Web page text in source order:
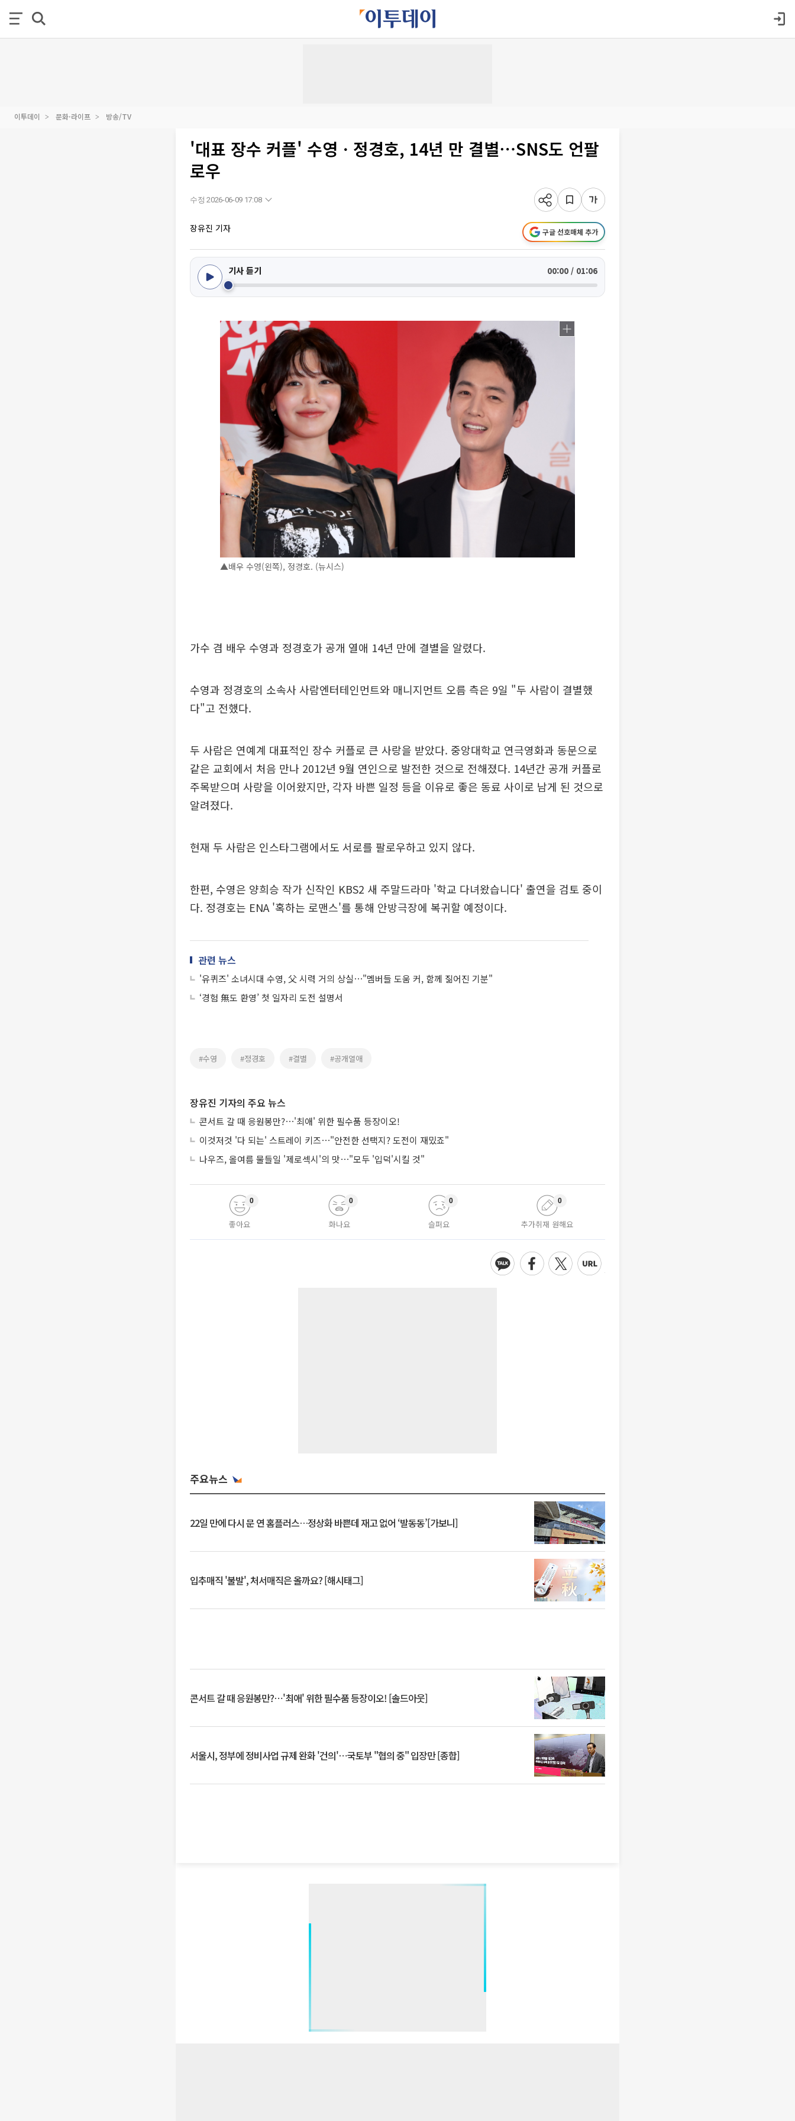
이투데이 문화·라이프 방송/TV
'대표 장수 커플' 수영ㆍ정경호, 14년 만 결별⋯SNS도 언팔
로우
수정 2026-06-09 17:08
장유진 기자 구글 선호매체 추가
기사 듣기 00:00 / 01:06
▲배우 수영(왼쪽), 정경호. (뉴시스)
가수 겸 배우 수영과 정경호가 공개 열애 14년 만에 결별을 알렸다.
수영과 정경호의 소속사 사람엔터테인먼트와 매니지먼트 오름 측은 9일 "두 사람이 결별했
다"고 전했다.
두 사람은 연예계 대표적인 장수 커플로 큰 사랑을 받았다. 중앙대학교 연극영화과 동문으로
같은 교회에서 처음 만나 2012년 9월 연인으로 발전한 것으로 전해졌다. 14년간 공개 커플로
주목받으며 사랑을 이어왔지만, 각자 바쁜 일정 등을 이유로 좋은 동료 사이로 남게 된 것으로
알려졌다.
현재 두 사람은 인스타그램에서도 서로를 팔로우하고 있지 않다.
한편, 수영은 양희승 작가 신작인 KBS2 새 주말드라마 '학교 다녀왔습니다' 출연을 검토 중이
다. 정경호는 ENA '혹하는 로맨스'를 통해 안방극장에 복귀할 예정이다.
관련 뉴스
'유퀴즈' 소녀시대 수영, 父 시력 거의 상실⋯"멤버들 도움 커, 함께 짊어진 기분"
‘경험 無도 환영’ 첫 일자리 도전 설명서
#수영 #정경호 #결별 #공개열애
장유진 기자의 주요 뉴스
콘서트 갈 때 응원봉만?⋯'최애' 위한 필수품 등장이오!
이것저것 '다 되는' 스트레이 키즈⋯"안전한 선택지? 도전이 재밌죠"
나우즈, 올여름 물들일 '제로섹시'의 맛⋯"모두 '입덕'시킬 것"
좋아요
0
화나요
0
슬퍼요
0
추가취재 원해요
0
주요뉴스
22일 만에 다시 문 연 홈플러스…정상화 바쁜데 재고 없어 ‘발동동’[가보니]
입추매직 '불발', 처서매직은 올까요? [해시태그]
콘서트 갈 때 응원봉만?⋯'최애' 위한 필수품 등장이오! [솔드아웃]
서울시, 정부에 정비사업 규제 완화 '건의'⋯국토부 "협의 중" 입장만 [종합]